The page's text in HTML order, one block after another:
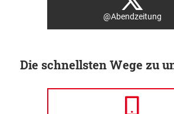
@Abendzeitung
Die schnellsten Wege zu